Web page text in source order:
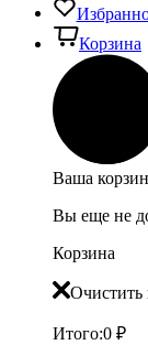
Корзина
Ваша
Вы еще не
Корзина
Очистить
Итого:0 ₽